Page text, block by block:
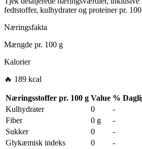
fedtstoffer, kulhydrater og proteiner pr.
Næringsfakta
Mængde pr. 100 g
Kalorier
🔥 189 kcal
Næringsstoffer pr. 100 g Value %
Kulhydrater
0
-
Fiber
0 g
-
Sukker
0
-
Glykæmisk indeks
0
-